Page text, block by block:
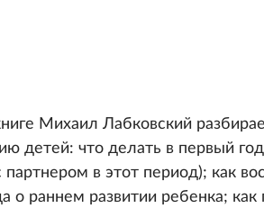
Михаил Лабковский
детей: что делать в первый
партнером в этот период); как
о раннем развитии ребенка;